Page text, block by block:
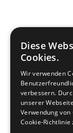
Diese
Cookies.
Wir verwenden
verbessern.
unserer
Verwendung
Cookie-Richtlinie